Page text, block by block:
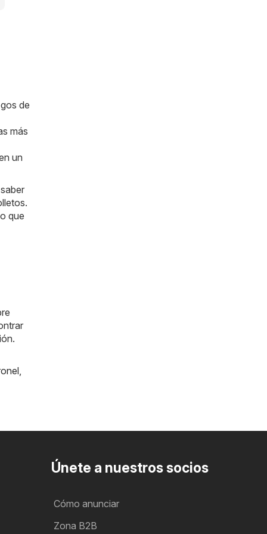
de
más
un
que
Únete a nuestros socios
Cómo anunciar
Zona B2B